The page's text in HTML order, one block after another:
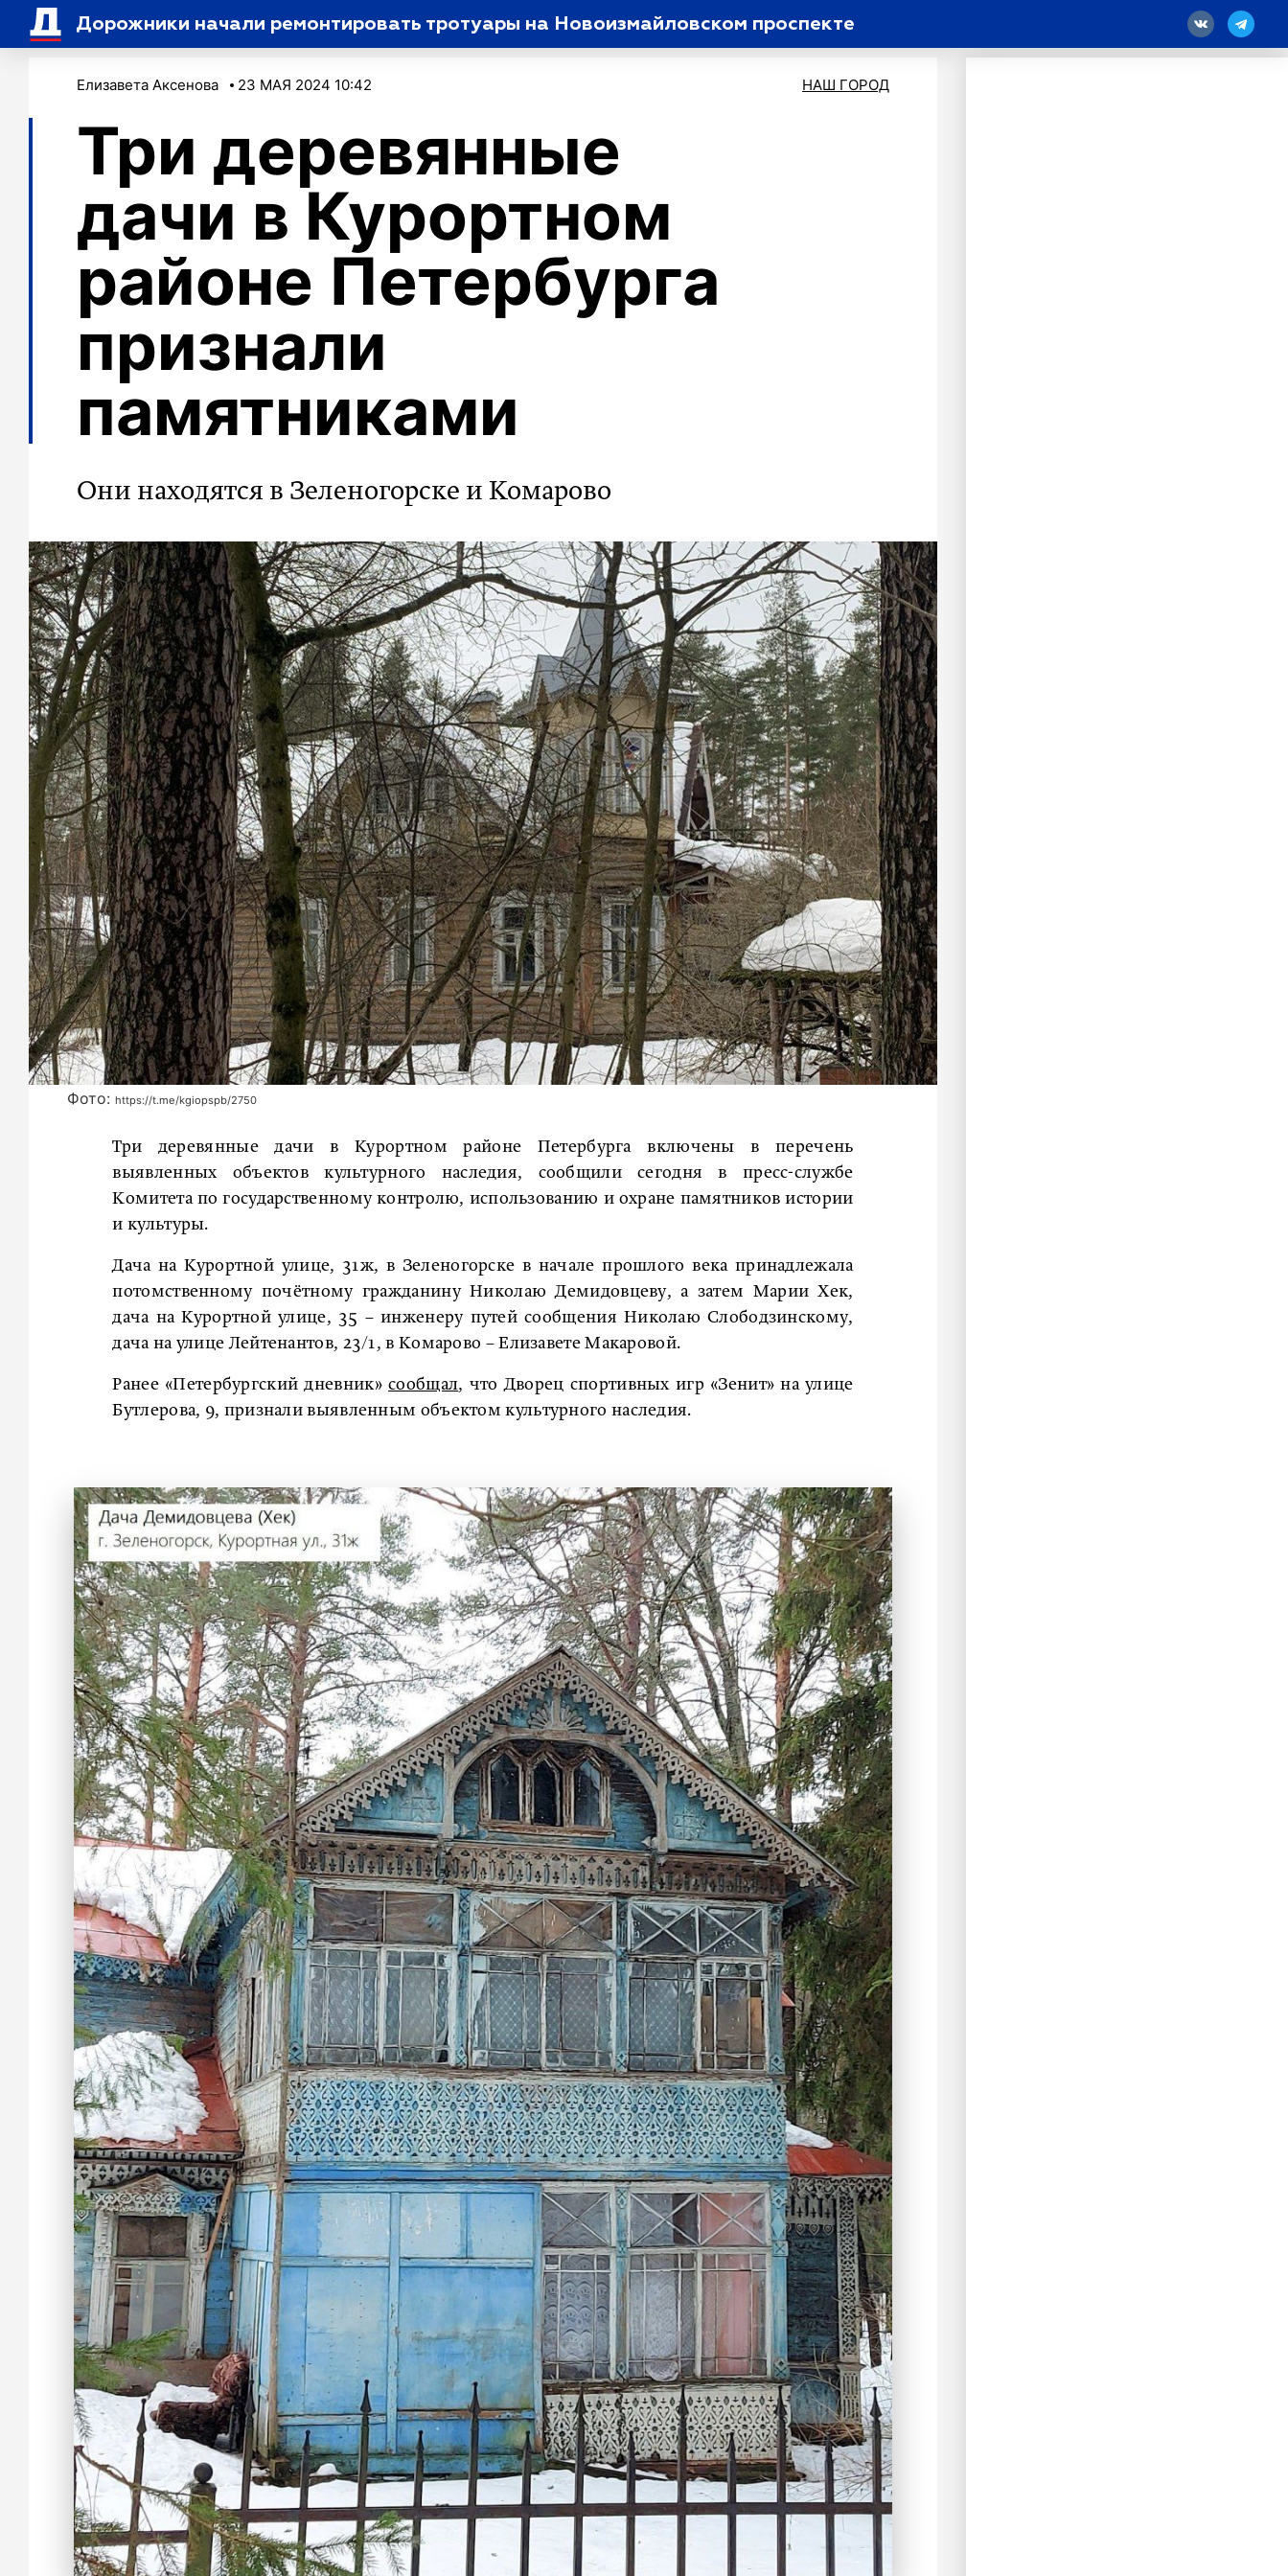
Дорожники начали ремонтировать тротуары на Новоизмайловском проспекте
Елизавета Аксенова 23 МАЯ 2024 10:42 НАШ ГОРОД
Три деревянные
дачи в Курортном
районе Петербурга
признали
памятниками
Они находятся в Зеленогорске и Комарово
Фото: https://t.me/kgiopspb/2750
Три деревянные дачи в Курортном районе Петербурга включены в перечень
выявленных объектов культурного наследия, сообщили сегодня в пресс-службе
Комитета по государственному контролю, использованию и охране памятников истории
и культуры.
Дача на Курортной улице, 31ж, в Зеленогорске в начале прошлого века принадлежала
потомственному почётному гражданину Николаю Демидовцеву, а затем Марии Хек,
дача на Курортной улице, 35 – инженеру путей сообщения Николаю Слободзинскому,
дача на улице Лейтенантов, 23/1, в Комарово – Елизавете Макаровой.
Ранее «Петербургский дневник»сообщал, что Дворец спортивных игр «Зенит» на улице
Бутлерова, 9, признали выявленным объектом культурного наследия.